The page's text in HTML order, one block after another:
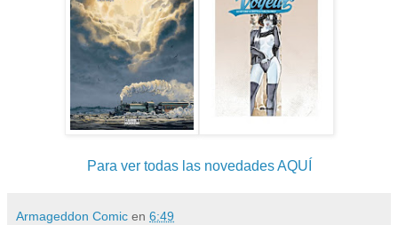
Para ver todas las novedades AQUÍ
Armageddon Comic en 6:49